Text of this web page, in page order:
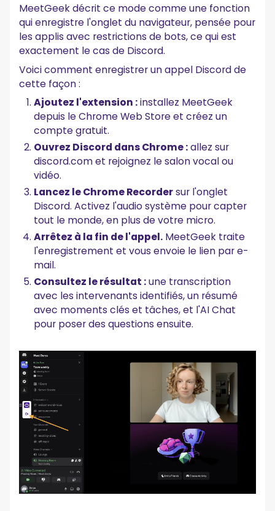
MeetGeek décrit ce mode comme une fonction
qui enregistre l'onglet du navigateur, pensée pour
les applis avec restrictions de bots, ce qui est
exactement le cas de Discord.
Voici comment enregistrer un appel Discord de
cette façon :
Ajoutez l'extension :installez MeetGeek
depuis le Chrome Web Store et créez un
compte gratuit.
Ouvrez Discord dans Chrome :allez sur
discord.com et rejoignez le salon vocal ou
vidéo.
Lancez le Chrome Recordersur l'onglet
Discord. Activez l'audio système pour capter
tout le monde, en plus de votre micro.
Arrêtez à la fin de l'appel. MeetGeek traite
l'enregistrement et vous envoie le lien par e-
mail.
Consultez le résultat :une transcription
avec les intervenants identifiés, un résumé
avec moments clés et tâches, et l'AI Chat
pour poser des questions ensuite.